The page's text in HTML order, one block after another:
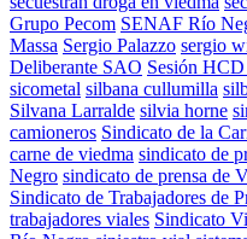
Grupo Pecom SENAF Río
Massa Sergio Palazzo sergio
Deliberante SAO Sesión HCD
sicometal silbana cullumilla
Silvana Larralde silvia horne
camioneros Sindicato de la
carne de viedma sindicato de
Negro sindicato de prensa de
Sindicato de Trabajadores de
trabajadores viales Sindicato